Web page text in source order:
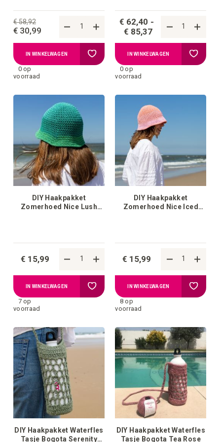
€ 58,92
€ 30,99
0 op
voorraad
IN WINKELWAGEN Voeg
aan
€ 62,40
€ 85,37
0 op
voorraad
IN WINKELWAGEN Voeg
aan
DIY Haakpakket
Zomerhoed Nice Lush
€ 15,99
7 op
voorraad
IN WINKELWAGEN Voeg
aan
verlanglijstje
DIY Haakpakket
Zomerhoed Nice Iced
€ 15,99
8 op
voorraad
IN WINKELWAGEN Voeg
aan
DIY Haakpakket Waterfles
Tasje Bogota Serenity
DIY Haakpakket Waterfles
Tasje Bogota Tea Rose